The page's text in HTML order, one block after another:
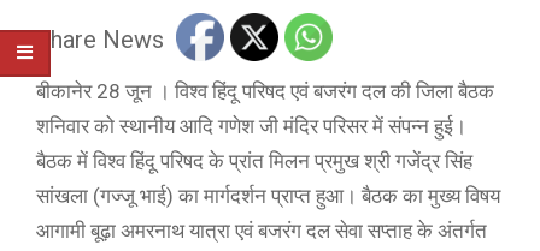
Share News
बीकानेर 28 जून । विश्व हिंदू परिषद एवं बजरंग दल की जिला बैठक
शनिवार को स्थानीय आदि गणेश जी मंदिर परिसर में संपन्न हुई।
बैठक में विश्व हिंदू परिषद के प्रांत मिलन प्रमुख श्री गजेंद्र सिंह
सांखला (गज्जू भाई) का मार्गदर्शन प्राप्त हुआ। बैठक का मुख्य विषय
आगामी बूढ़ा अमरनाथ यात्रा एवं बजरंग दल सेवा सप्ताह के अंतर्गत